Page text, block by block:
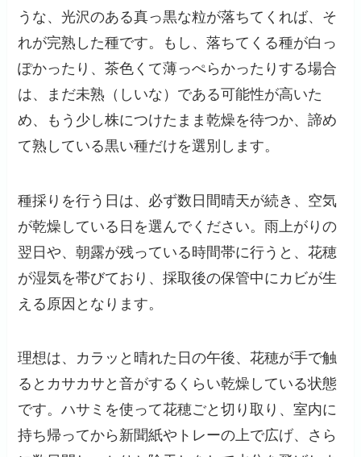
うな、光沢のある真っ黒な粒が落ちてくれば、そ
れが完熟した種です。もし、落ちてくる種が白っ
ぽかったり、茶色くて薄っぺらかったりする場合
は、まだ未熟（しいな）である可能性が高いた
め、もう少し株につけたまま乾燥を待つか、諦め
て熟している黒い種だけを選別します。
種採りを行う日は、必ず数日間晴天が続き、空気
が乾燥している日を選んでください。雨上がりの
翌日や、朝露が残っている時間帯に行うと、花穂
が湿気を帯びており、採取後の保管中にカビが生
える原因となります。
理想は、カラッと晴れた日の午後、花穂が手で触
るとカサカサと音がするくらい乾燥している状態
です。ハサミを使って花穂ごと切り取り、室内に
持ち帰ってから新聞紙やトレーの上で広げ、さら